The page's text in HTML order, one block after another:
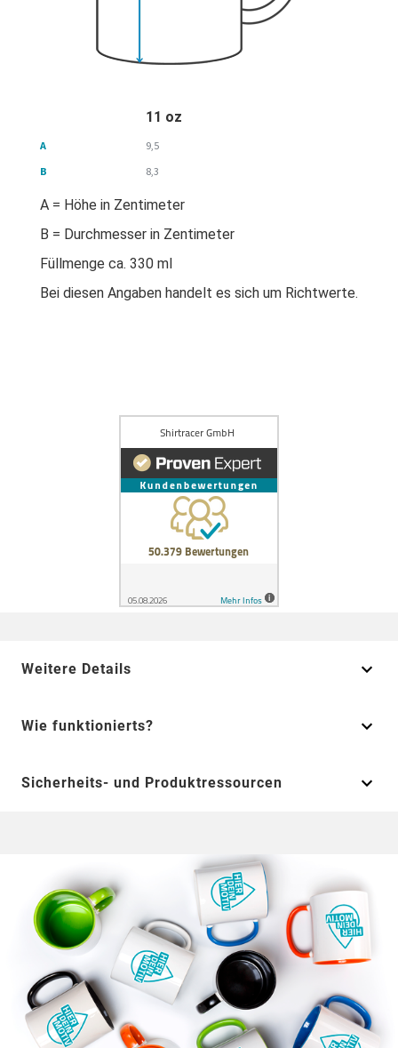
11 oz
A
9,5
B
8,3
A = Höhe in Zentimeter
B = Durchmesser in Zentimeter
Füllmenge ca. 330 ml
Bei diesen Angaben handelt es sich um Richtwerte.
Weitere Details
Wie funktionierts?
Sicherheits- und Produktressourcen